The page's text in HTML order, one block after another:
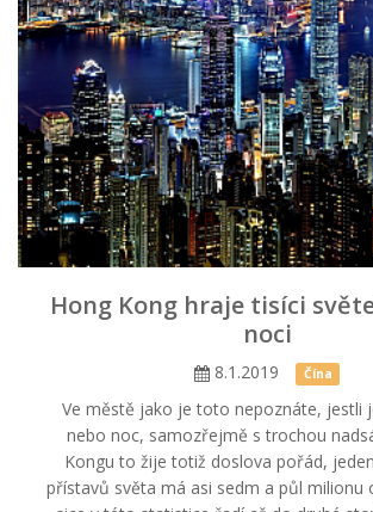
Hong Kong hraje tisíci
noci
8.1.2019 Čína
Ve městě jako je toto nepoznáte, jestli
nebo noc, samozřejmě s trochou
Kongu to žije totiž doslova pořád,
přístavů světa má asi sedm a půl milionu